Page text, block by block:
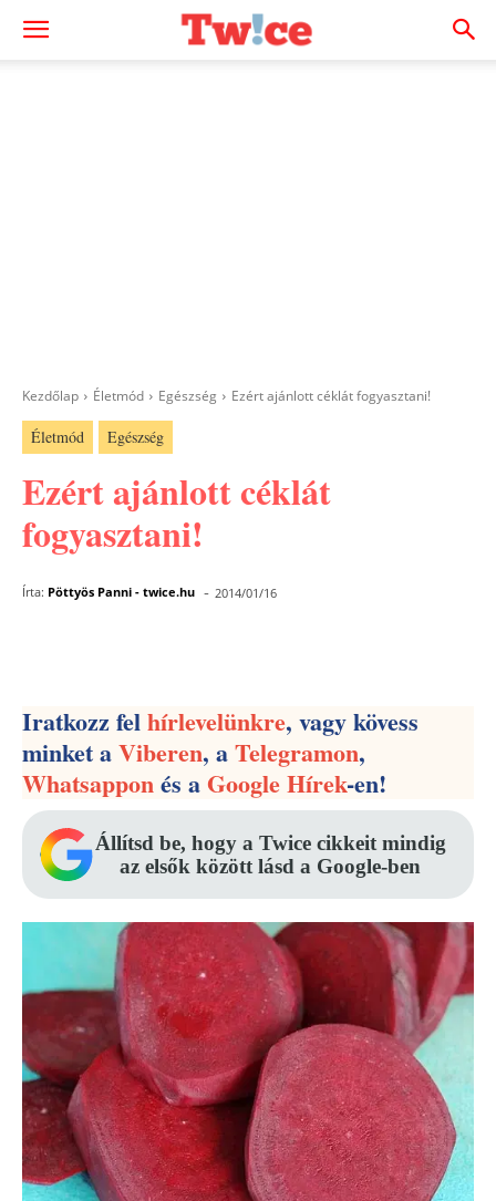
Kezdőlap Életmód Egészség Ezért ajánlott céklát fogyasztani!
Életmód Egészség
Ezért ajánlott céklát
fogyasztani!
Írta: Pöttyös Panni - twice.hu - 2014/01/16
Iratkozz felhírlevelünkre, vagy kövess
minket aViberen, aTelegramon,
Whatsapponés aGoogle Hírek-en!
Állítsd be, hogy a Twice cikkeit mindig
az elsők között lásd a Google-ben